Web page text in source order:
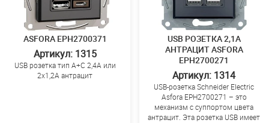
ASFORA EPH2700371
Артикул: 1315
USB розетка тип А+С 2,4А или
2х1,2А антрацит
USB РОЗЕТКА 2,1A
АНТРАЦИТ ASFORA
EPH2700271
Артикул: 1314
USB-розетка Schneider Electric
Asfora EPH2700271 – это
механизм с суппортом цвета
антрацит. Эта розетка USB имеет